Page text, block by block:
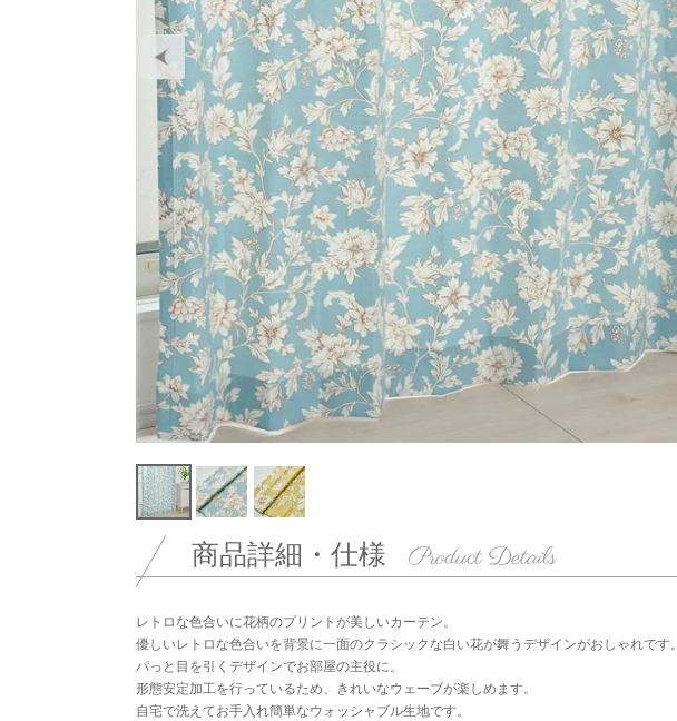
商品詳細・仕様
レトロな色合いに花柄のプリントが美しいカーテン。
優しいレトロな色合いを背景に一面のクラシックな白い花が舞うデザインがおしゃれです。
パっと目を引くデザインでお部屋の主役に。
形態安定加工を行っているため、きれいなウェーブが楽しめます。
自宅で洗えてお手入れ簡単なウォッシャブル生地です。